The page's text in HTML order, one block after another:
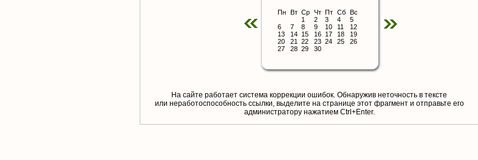
Пн Вт Ср Чт Пт Сб Вс
1
2 3 4
5
6
7 8 9 10 11
12
13
14 15 16 17 18
19
20
21 22 23 24 25
26
27
28 29 30
На сайте работает система коррекции ошибок. Обнаружив неточность в тексте
или неработоспособность ссылки, выделите на странице этот фрагмент и отправьте его
aдминистратору нажатием Ctrl+Enter.